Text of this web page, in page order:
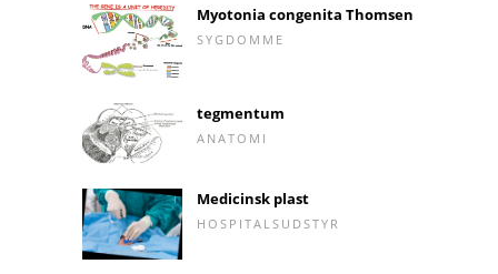
Myotonia congenita Thomsen
SYGDOMME
tegmentum
ANATOMI
Medicinsk plast
HOSPITALSUDSTYR